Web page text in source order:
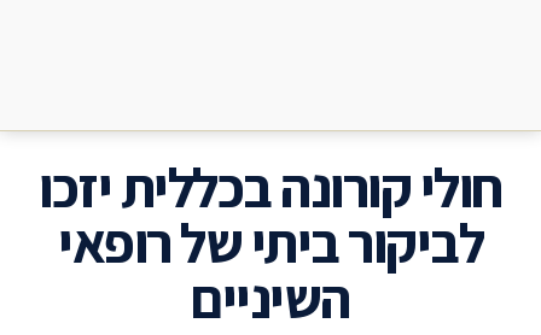
חולי קורונה בכללית יזכו
לביקור ביתי של רופאי
השיניים